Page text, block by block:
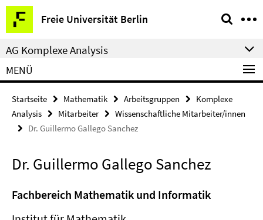
Springe
direkt
zu
Inhalt
Freie Universität Berlin
Service-
Navigation
AG Komplexe Analysis
MENÜ
Startseite Mathematik Arbeitsgruppen
Komplexe
Analysis
Mitarbeiter
Wissenschaftliche Mitarbeiter/innen
Dr. Guillermo Gallego Sanchez
Dr. Guillermo Gallego Sanchez
Fachbereich Mathematik und Informatik